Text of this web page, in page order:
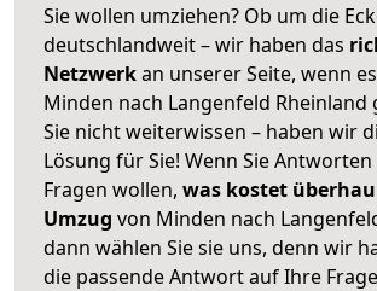
Sie wollen umziehen? Ob um die
deutschlandweit – wir haben das
Netzwerkan unserer Seite, wenn
Minden nach Langenfeld Rheinland
Sie nicht weiterwissen – haben wir
Lösung für Sie! Wenn Sie
Fragen wollen, was kostet
Umzug von Minden nach
dann wählen Sie sie uns, denn wir
die passende Antwort auf Ihre